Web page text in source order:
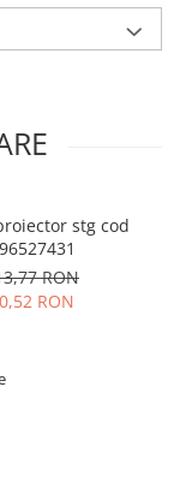
stg cod
96527431
RON
0,52 RON